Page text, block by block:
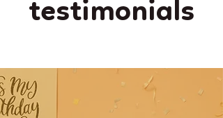
testimonials